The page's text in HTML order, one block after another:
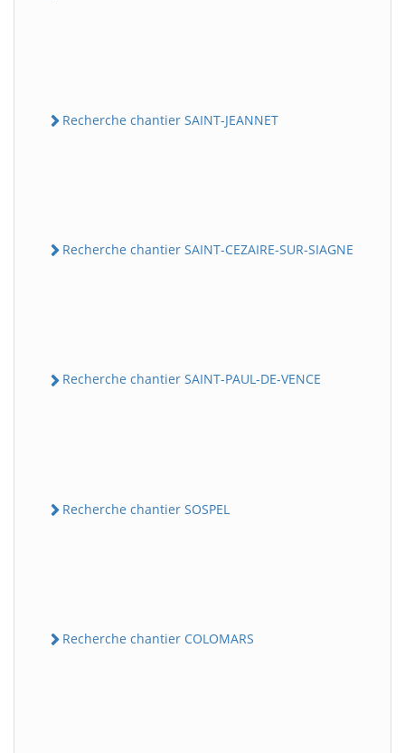
Recherche chantier SAINT-JEANNET
Recherche chantier SAINT-CEZAIRE-SUR-SIAGNE
Recherche chantier SAINT-PAUL-DE-VENCE
Recherche chantier SOSPEL
Recherche chantier COLOMARS